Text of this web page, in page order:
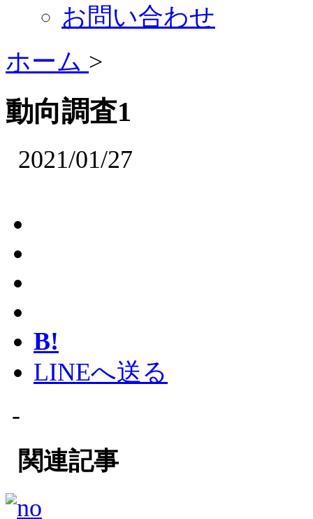
お問い合わせ
ホーム >
動向調査1
2021/01/27
B!
LINEへ送る
-
関連記事